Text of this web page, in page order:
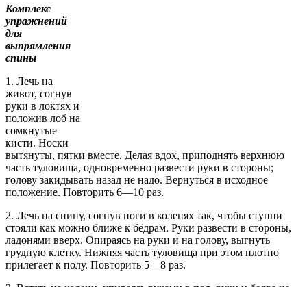
Комплекс
упражнений
для
выпрямления
спины
1. Лечь на
живот, согнув
руки в локтях и
положив лоб на
сомкнутые
кисти. Носки
вытянуты, пятки вместе. Делая вдох, приподнять верхнюю
часть туловища, одновременно развести руки в стороны;
голову закидывать назад не надо. Вернуться в исходное
положение. Повторить 6—10 раз.
2. Лечь на спину, согнув ноги в коленях так, чтобы ступни
стояли как можно ближе к бёдрам. Руки развести в стороны,
ладонями вверх. Опираясь на руки и на голову, выгнуть
грудную клетку. Нижняя часть туловища при этом плотно
прилегает к полу. Повторить 5—8 раз.